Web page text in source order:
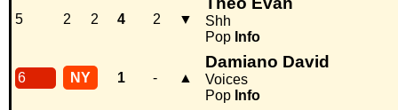
5 2 2 4 2 ▼
Shh
Pop Info
6 NY 1 - ▲
Damiano David
Voices
Pop Info